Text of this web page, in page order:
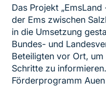
Das Projekt
der Ems zwischen
in die Umsetzung
Bundes- und
Beteiligten vor Ort,
Schritte zu
Förderprogramm